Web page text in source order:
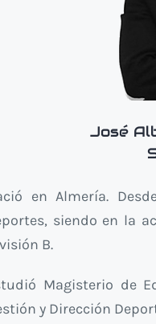
José
en Almería.
siendo en la
B.
Magisterio de
y Dirección